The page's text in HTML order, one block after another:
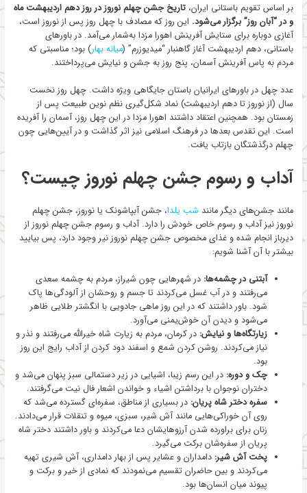
بر اساس تقویم باستانی ایران، تاریخ جشن چهلم نوروز در روز دهم اردیبهشت ماه
و در “آبان روز” برگزار می‌شود. این روز که مصادف با چهل روز پس از نوروز است،
آغازی دوباره برای ستایش آفرینش اهورا مزدا به‌شمار می‌آمد. در باورهای
باستانی، دهم اردیبهشت آغاز گاهنبار “میدیوزرم” (میانه بهار) بود؛ مناسبتی که
مردم به پاس آفرینش آسمان، پنج روز به جشن و نیایش می‌پرداختند.
عدد چهل در باورهای ایرانیان باستان جایگاهی ویژه داشت. چهل روز نخست
سال (از نوروز تا دهم اردیبهشت) نماد شکل‌گیری نظم نوین طبیعت پس از
زمستان بود. همچنین اعتقاد داشتند اهورا مزدا در این چهل روز، آسمان را آفریده
است. این تقدس بعدها در فرهنگ اسلامی نیز اثر گذاشت و در آیین‌هایی چون
چهلم درگذشتگان بازتاب یافت.
آداب و رسوم جشن چهلم نوروز چیست؟
مانند جشن‌های دیگر مانند شب یلدا، جشن آبپاشونک یا نوروز، جشن چهلم
نوروز نیز آداب و رسوم خاص خودش را دارد. آداب و رسوم جشن چهلم نوروز از
دیرباز انجام شده و غذای مخصوص جشن چهلم نوروز نیر وجود دارد، پس بیایید
بیشتر با آن آشنا شویم:
آبتنی در چشمه‌ها: در شهرهایی چون شیراز، مردم به چشمه سعدی
می‌رفتند و در آب غسل می‌کردند تا جسم و روحشان از آلودگی‌ها پاک
شود. باور داشتند که در این روز ماهی جادویی با انگشتر طلایی ظاهر
می‌شود و دیدن آن خوش‌یمنی می‌آورد.
زیارتگاه‌ها و نیایش: در کرمان، مردم به زیارت شاه خیرالله می‌رفتند و نذر و
نیاز می‌کردند. روشن کردن شمع و اسفند دود کردن از آداب رایج این روز
بود.
چک و دوره: در این رسم زیبا، اشیایی در زیر دستمالی سبز پنهان می‌شد و
دختران نوجوان با برداشتن اشیاء و خواندن اشعار فال نیت می‌گرفتند.
سفره دختر شاه پریان: در بسیاری از مناطق، سفره‌ای گسترده می‌شد که
روی آن خوراکی‌هایی مانند آش شیر، سبزی، میوه و تنقلات قرار می‌دادند.
زنان برای براورده شدن آرزوهایشان دعا می‌کردند و باور داشتند دختر شاه
پریان از سفره‌شان برکت می‌گیرد.
پخت آش شیر: دامداران و عشایر پس از بهار دامداری، آش شیری تهیه
می‌کردند و بین حاضران تقسیم می‌نمودند که نمادی از خیر و برکت و
پیوند میان انسان‌ها بود.